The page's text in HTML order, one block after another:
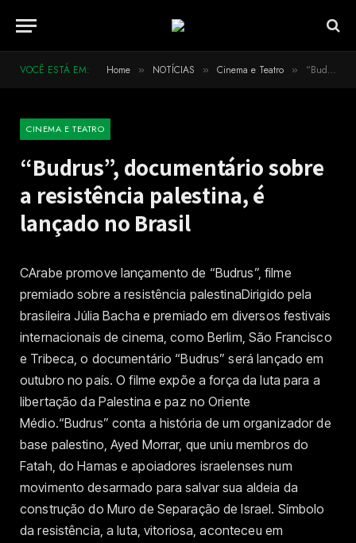
VOCÊ ESTÁ EM: Home » NOTÍCIAS » Cinema e Teatro » “Budrus”, documentário sobre a resistência palestina, é lançado no Brasil
CINEMA E TEATRO
“Budrus”, documentário sobre
a resistência palestina, é
lançado no Brasil
CArabe promove lançamento de “Budrus”, filme
premiado sobre a resistência palestinaDirigido pela
brasileira Júlia Bacha e premiado em diversos festivais
internacionais de cinema, como Berlim, São Francisco
e Tribeca, o documentário “Budrus” será lançado em
outubro no país. O filme expõe a força da luta para a
libertação da Palestina e paz no Oriente
Médio.“Budrus” conta a história de um organizador de
base palestino, Ayed Morrar, que uniu membros do
Fatah, do Hamas e apoiadores israelenses num
movimento desarmado para salvar sua aldeia da
construção do Muro de Separação de Israel. Símbolo
da resistência, a luta, vitoriosa, aconteceu em